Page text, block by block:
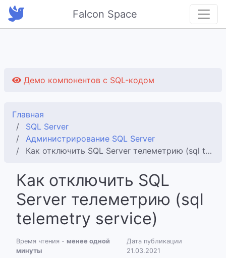
Falcon Space
Демо компонентов с SQL-кодом
Главная
SQL Server
Администрирование SQL Server
Как отключить SQL Server телеметрию (sql telemetry service)
Как отключить SQL
Server телеметрию (sql
telemetry service)
Время чтения - менее одной
минуты
Дата публикации
21.03.2021